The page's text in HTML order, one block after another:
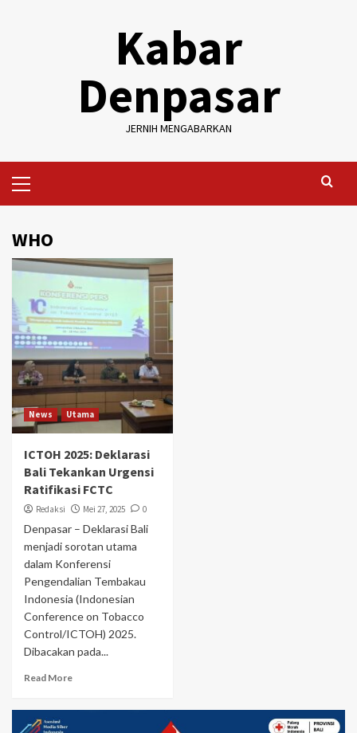
Kabar
Denpasar
JERNIH MENGABARKAN
Menu
WHO
News Utama
ICTOH 2025: Deklarasi
Bali Tekankan Urgensi
Ratifikasi FCTC
Redaksi Mei 27, 2025 0
Denpasar – Deklarasi Bali
menjadi sorotan utama
dalam Konferensi
Pengendalian Tembakau
Indonesia (Indonesian
Conference on Tobacco
Control/ICTOH) 2025.
Dibacakan pada...
Read More